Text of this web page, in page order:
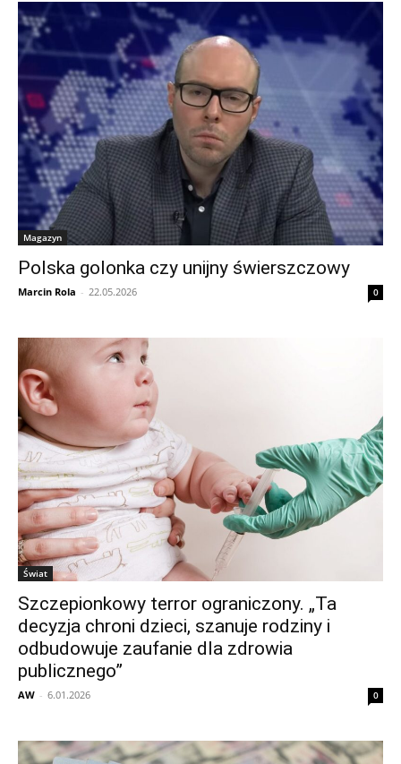
Magazyn
Polska golonka czy unijny świerszczowy
Marcin Rola - 22.05.2026 0
Świat
Szczepionkowy terror ograniczony. „Ta
decyzja chroni dzieci, szanuje rodziny i
odbudowuje zaufanie dla zdrowia
publicznego”
AW - 6.01.2026 0